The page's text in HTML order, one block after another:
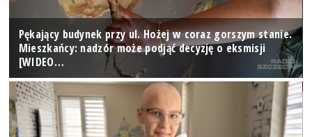
Pękający budynek przy ul. Hożej w coraz gorszym stanie.
Mieszkańcy: nadzór może podjąć decyzję o eksmisji
[WIDEO…